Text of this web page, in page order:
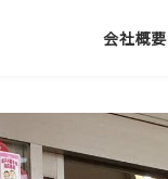
会社概要